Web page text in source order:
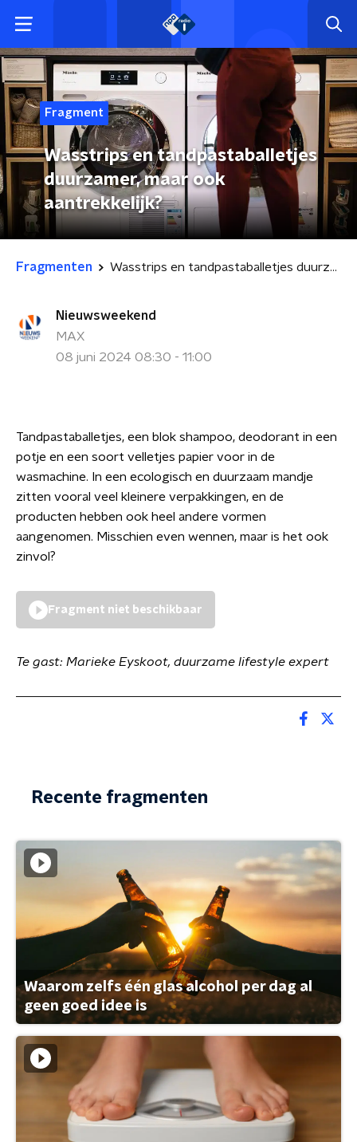
Fragment
Wasstrips en tandpastaballetjes
duurzamer, maar ook
aantrekkelijk?
Fragmenten Wasstrips en tandpastaballetjes duurzamer, maar ook aantrekkelijk?
Nieuwsweekend
MAX
08 juni 2024 08:30 - 11:00
Tandpastaballetjes, een blok shampoo, deodorant in een
potje en een soort velletjes papier voor in de
wasmachine. In een ecologisch en duurzaam mandje
zitten vooral veel kleinere verpakkingen, en de
producten hebben ook heel andere vormen
aangenomen. Misschien even wennen, maar is het ook
zinvol?
Fragment niet beschikbaar
Te gast: Marieke Eyskoot, duurzame lifestyle expert
Recente fragmenten
Waarom zelfs één glas alcohol per dag al
geen goed idee is